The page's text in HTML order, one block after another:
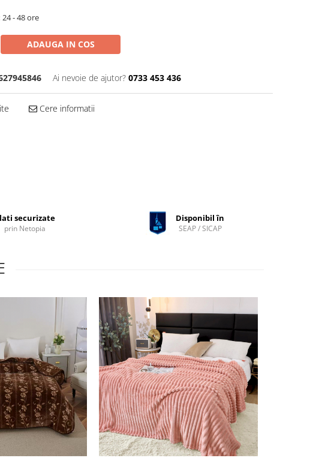
24 - 48 ore
ADAUGA IN COS
Ai nevoie de ajutor? 0733 453 436
Cere informatii
securizate
prin Netopia
Disponibil în
SEAP / SICAP